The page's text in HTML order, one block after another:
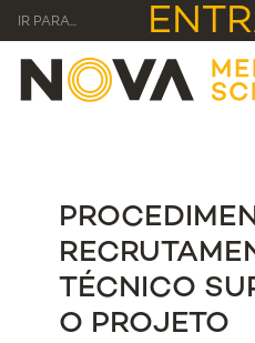
IR PARA...
TÉCNICO
O PROJETO